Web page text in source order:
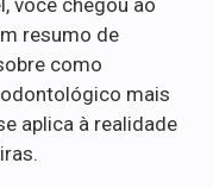
resumo de
como
odontológico mais
aplica à realidade